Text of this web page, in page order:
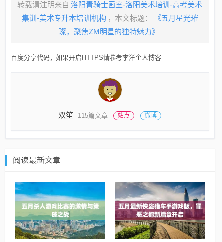
转载请注明来自 洛阳青骑士画室-洛阳美术培训-高考美术
集训-美术专升本培训机构 ，本文标题：
《五月星光璀
璨，聚焦ZM明星的独特魅力》
百度分享代码，如果开启HTTPS请参考李洋个人博客
双笙 115篇文章 站点 微博
阅读最新文章